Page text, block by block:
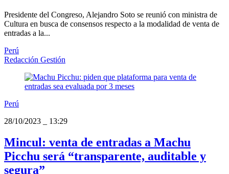
Presidente del Congreso, Alejandro Soto se reunió con ministra de
Cultura en busca de consensos respecto a la modalidad de venta de
entradas a la...
Perú
Redacción Gestión
Perú
28/10/2023
13:29
Mincul: venta de entradas a Machu
Picchu será “transparente, auditable y
segura”